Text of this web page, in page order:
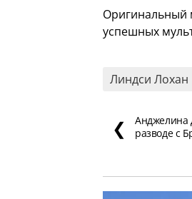
Оригинальный
успешных
Линдси Лохан
❮
Анджелина
разводе с